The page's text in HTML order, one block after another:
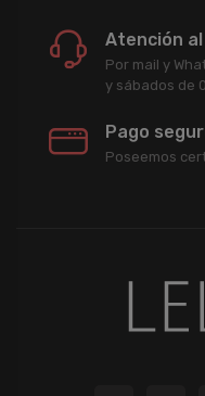
Atención
Por mail y
y sábados de
Pago
Poseemos